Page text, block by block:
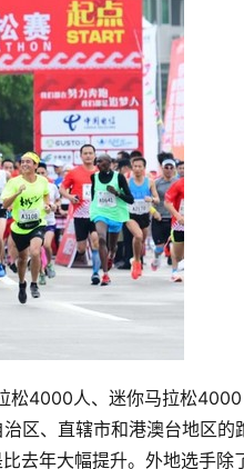
松4000人、迷你马拉松4000
区、直辖市和港澳台地区的
去年大幅提升。外地选手除